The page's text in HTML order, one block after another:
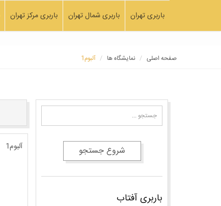
باربری تهران باربری شمال تهران باربری مرکز تهران
صفحه اصلی نمایشگاه ها آلبوم1
آلبوم1 شروع جستجو
باربری آفتاب